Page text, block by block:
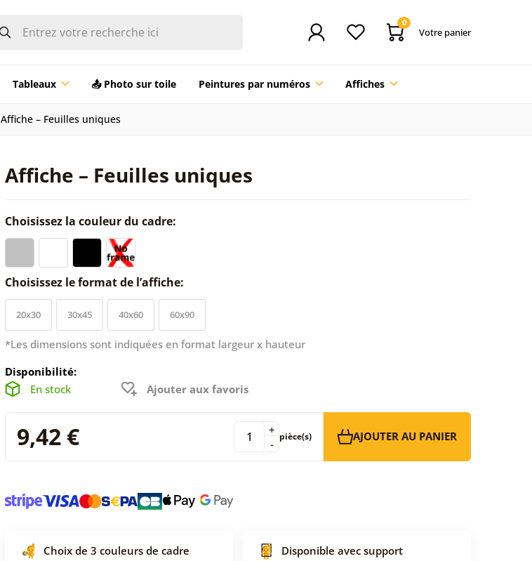
0
Votre panier
Tableaux 📤 Photo sur toile Peintures par numéros Affiches
Affiche – Feuilles uniques
Affiche – Feuilles uniques
Choisissez la couleur du cadre:
Choisissez le format de l’affiche:
20x30 30x45 40x60 60x90
*Les dimensions sont indiquées en format largeur x hauteur
Disponibilité:
En stock
Ajouter aux favoris
9,42 € -
+ pièce(s) AJOUTER AU PANIER
Choix de 3 couleurs de cadre Disponible avec support